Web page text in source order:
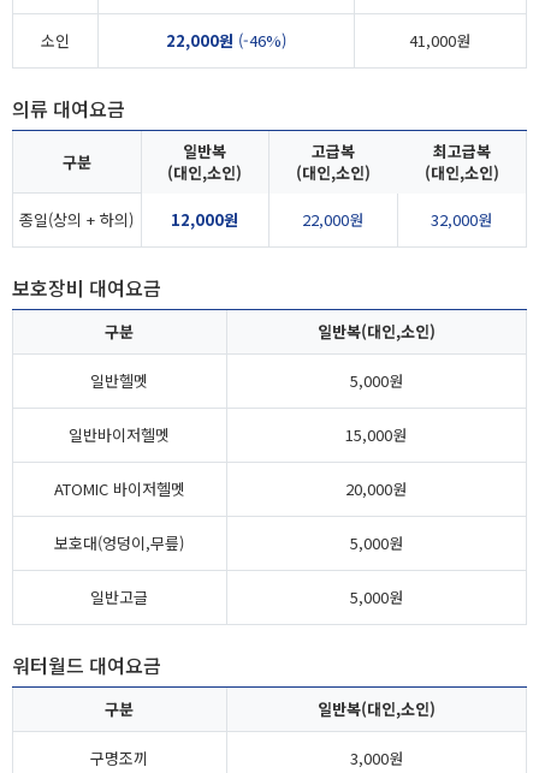
소인 22,000원 (-46%) 41,000원
의류 대여요금
구분
일반복
(대인,소인)
고급복
(대인,소인)
최고급복
(대인,소인)
종일(상의 + 하의) 12,000원 22,000원 32,000원
보호장비 대여요금
구분 일반복(대인,소인)
일반헬멧 5,000원
일반바이저헬멧 15,000원
ATOMIC 바이저헬멧 20,000원
보호대(엉덩이,무릎) 5,000원
일반고글 5,000원
워터월드 대여요금
구분 일반복(대인,소인)
구명조끼 3,000원